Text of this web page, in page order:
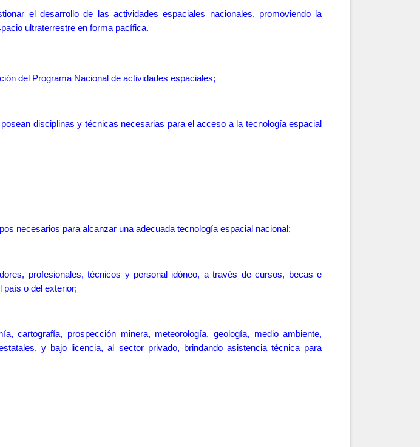
el desarrollo de las actividades espaciales nacionales, promoviendo la
ultraterrestre en forma pacífica.
del Programa Nacional de actividades espaciales;
disciplinas y técnicas necesarias para el acceso a la tecnología espacial
necesarios para alcanzar una adecuada tecnología espacial nacional;
profesionales, técnicos y personal idóneo, a través de cursos, becas e
país o del exterior;
cartografía, prospección minera, meteorología, geología, medio ambiente,
y bajo licencia, al sector privado, brindando asistencia técnica para